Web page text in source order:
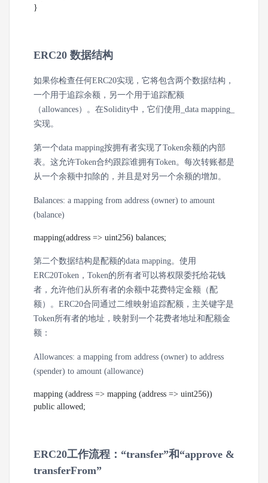
}
ERC20 数据结构
如果你检查任何ERC20实现，它将包含两个数据结构，
一个用于追踪余额，另一个用于追踪配额
（allowances）。在Solidity中，它们使用_data mapping_
实现。
第一个data mapping按拥有者实现了Token余额的内部
表。这允许Token合约跟踪谁拥有Token。每次转账都是
从一个余额中扣除的，并且是对另一个余额的增加。
Balances: a mapping from address (owner) to amount
(balance)
mapping(address => uint256) balances;
第二个数据结构是配额的data mapping。使用
ERC20Token，Token的所有者可以将权限委托给花钱
者，允许他们从所有者的余额中花费特定金额（配
额）。ERC20合同通过二维映射追踪配额，主关键字是
Token所有者的地址，映射到一个花费者地址和配额金
额：
Allowances: a mapping from address (owner) to address
(spender) to amount (allowance)
mapping (address => mapping (address => uint256))
public allowed;
ERC20工作流程：“transfer”和“approve &
transferFrom”